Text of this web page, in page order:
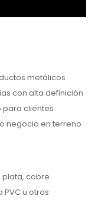
metálicos
con alta definición
para clientes
negocio en terreno
plata, cobre
PVC u otros